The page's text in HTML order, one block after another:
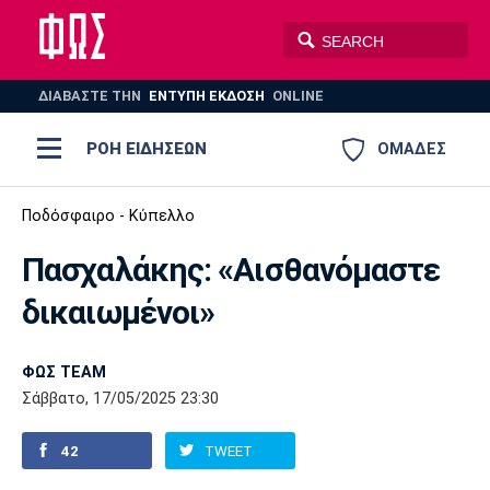
ΔΙΑΒΑΣΤΕ THN ΕΝΤΥΠΗ ΕΚΔΟΣΗ ONLINE
ΟΜΑΔΕΣ
ΡΟΗ ΕΙΔΗΣΕΩΝ
ΠΟΔΟΣΦΑΙΡΟ
ΒΟΛΕΪ ΠΟΛΟ
AUTO-MOTO
Ποδόσφαιρο
Super League 1
Super League 2
Γ Εθνική
Ελλάδα
Μπάσκετ
Ελλάδα
Εθνική
EuroLeague
Ολυμπιακοί Αγώνες
Βόλεϊ
Πόλο
Ολυμπιακός
Παναθηναϊκός Ατρόμητος
Ποδόσφαιρο - Κύπελλο
Πασχαλάκης: «Αισθανόμαστε
δικαιωμένοι»
ΦΩΣ TEAM
Σάββατο, 17/05/2025 23:30
42 TWEET